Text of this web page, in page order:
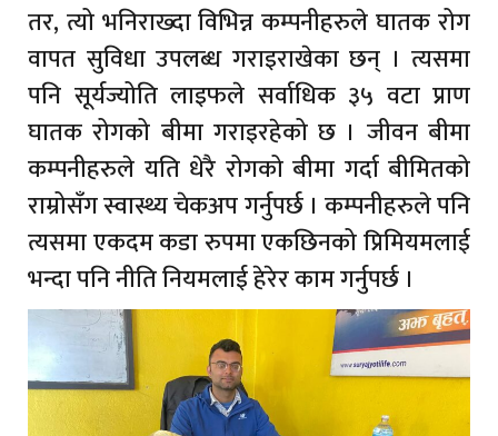
तर, त्यो भनिराख्दा विभिन्न कम्पनीहरुले घातक रोग
वापत सुविधा उपलब्ध गराइराखेका छन् । त्यसमा
पनि सूर्यज्योति लाइफले सर्वाधिक ३५ वटा प्राण
घातक रोगको बीमा गराइरहेको छ । जीवन बीमा
कम्पनीहरुले यति धेरै रोगको बीमा गर्दा बीमितको
राम्रोसँग स्वास्थ्य चेकअप गर्नुपर्छ । कम्पनीहरुले पनि
त्यसमा एकदम कडा रुपमा एकछिनको प्रिमियमलाई
भन्दा पनि नीति नियमलाई हेरेर काम गर्नुपर्छ ।